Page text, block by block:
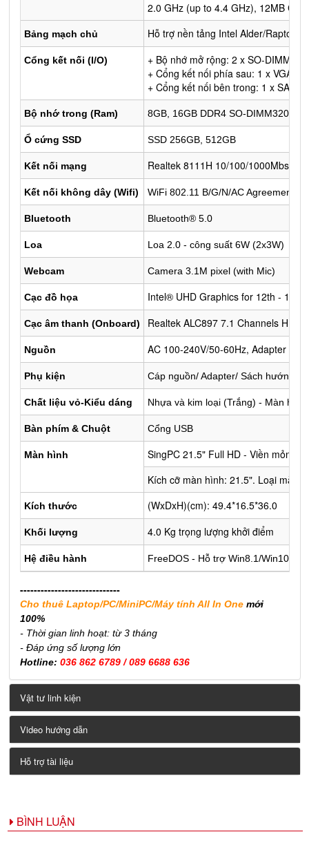
2.0 GHz (up to 4.4 GHz), 12MB
Bảng mạch chủ Hỗ trợ nền tảng Intel Alder/Raptor
Cổng kết nối (I/O)
+ Bộ nhớ mở rộng: 2 x SO-DIMM,
+ Cổng kết nối phía sau: 1 x VGA
+ Cổng kết nối bên trong: 1 x SATA
Bộ nhớ trong (Ram) 8GB, 16GB DDR4 SO-DIMM3200
Ổ cứng SSD SSD 256GB, 512GB
Kết nối mạng Realtek 8111H 10/100/1000Mbs
Kết nối không dây (Wifi) WiFi 802.11 B/G/N/AC Agreement,
Bluetooth Bluetooth® 5.0
Loa Loa 2.0 - công suất 6W (2x3W)
Webcam Camera 3.1M pixel (with Mic)
Cạc đồ họa Intel® UHD Graphics for 12th - 14th
Cạc âm thanh (Onboard) Realtek ALC897 7.1 Channels HD
Nguồn AC 100-240V/50-60Hz, Adapter
Phụ kiện Cáp nguồn/ Adapter/ Sách hướng
Chất liệu vỏ-Kiểu dáng Nhựa và kim loại (Trắng) - Màn
Bàn phím & Chuột Cổng USB
Màn hình
SingPC 21.5" Full HD - Viền mỏng
Kích cỡ màn hình: 21.5". Loại màn:
Kích thước (WxDxH)(cm): 49.4*16.5*36.0
Khối lượng 4.0 Kg trọng lượng khởi điểm
Hệ điều hành FreeDOS - Hỗ trợ Win8.1/Win10/
-----------------------------
Cho thuê Laptop/PC/MiniPC/Máy tính All In One mới
100%
- Thời gian linh hoạt: từ 3 tháng
- Đáp ứng số lượng lớn
Hotline: 036 862 6789 / 089 6688 636
Vật tư linh kiện
Video hướng dẫn
Hỗ trợ tài liệu
BÌNH LUẬN